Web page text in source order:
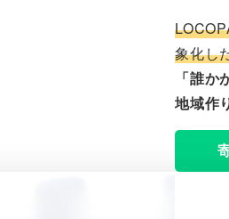
象化し
「誰か
地域作